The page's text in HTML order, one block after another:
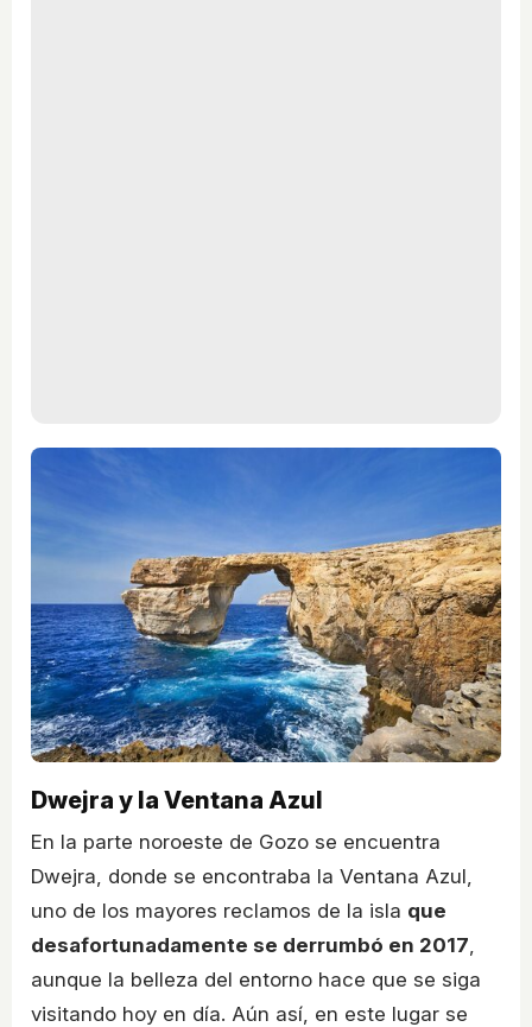
Dwejra y la Ventana Azul
En la parte noroeste de Gozo se encuentra
Dwejra, donde se encontraba la Ventana Azul,
uno de los mayores reclamos de la isla que
desafortunadamente se derrumbó en 2017
aunque la belleza del entorno hace que se siga
visitando hoy en día. Aún así, en este lugar se